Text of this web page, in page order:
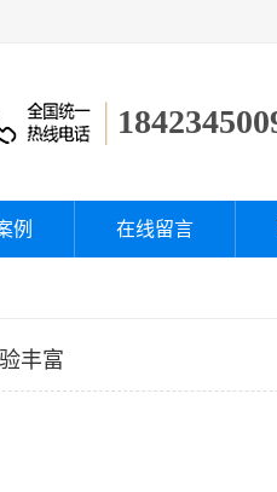
例 在线留言
丰富